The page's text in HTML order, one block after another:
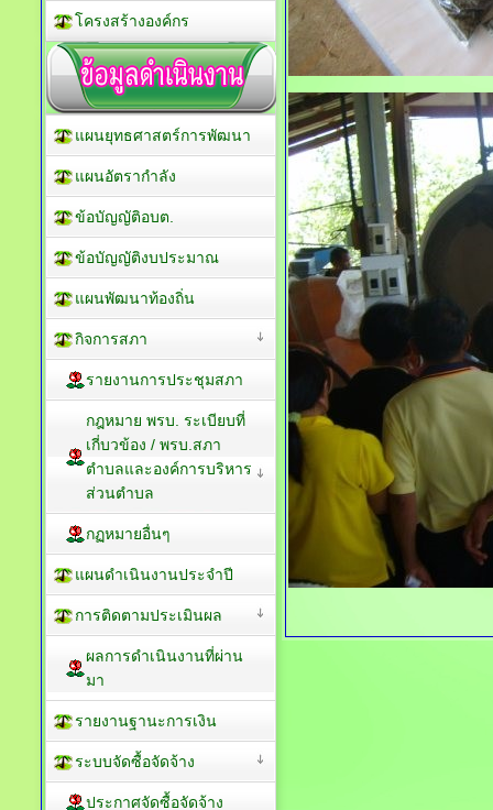
โครงสร้างองค์กร
แผนยุทธศาสตร์การพัฒนา
แผนอัตรากำลัง
ข้อบัญญัติอบต.
ข้อบัญญัติงบประมาณ
แผนพัฒนาท้องถิ่น
กิจการสภา
รายงานการประชุมสภา
กฎหมาย พรบ. ระเบียบที่
เกี่บวข้อง / พรบ.สภา
ตำบลและองค์การบริหาร
ส่วนตำบล
กฏหมายอื่นๆ
แผนดำเนินงานประจำปี
การติดตามประเมินผล
ผลการดำเนินงานที่ผ่าน
มา
รายงานฐานะการเงิน
ระบบจัดซื้อจัดจ้าง
ประกาศจัดซื้อจัดจ้าง